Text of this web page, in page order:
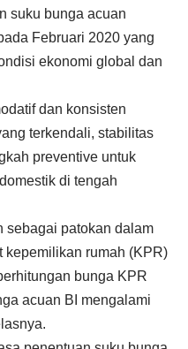
suku bunga acuan
Februari 2020 yang
ekonomi global dan
dan konsisten
terkendali, stabilitas
preventive untuk
di tengah
sebagai patokan dalam
kepemilikan rumah (KPR)
bunga KPR
acuan BI mengalami